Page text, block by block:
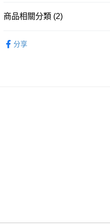
WeChat Pay
送貨方式
商品相關分類 (2)
分享